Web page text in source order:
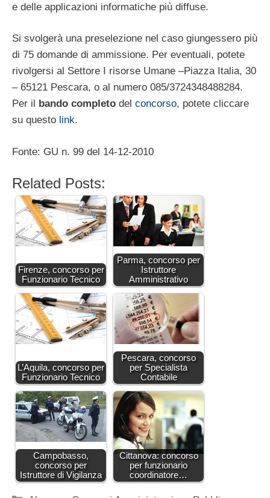
e delle applicazioni informatiche più diffuse.
Si svolgerà una preselezione nel caso giungessero più
di 75 domande di ammissione. Per eventuali, potete
rivolgersi al Settore I risorse Umane –Piazza Italia, 30
– 65121 Pescara, o al numero 085/3724348488284.
Per il
bando completo del concorso, potete cliccare
su questo link.
Fonte: GU n. 99 del 14-12-2010
Related Posts:
Firenze, concorso per
Funzionario Tecnico
Parma, concorso per
Istruttore
Amministrativo
L’Aquila, concorso per
Funzionario Tecnico
Pescara, concorso
per Specialista
Contabile
Campobasso,
concorso per
Istruttore di Vigilanza
Cittanova: concorso
per funzionario
coordinatore…